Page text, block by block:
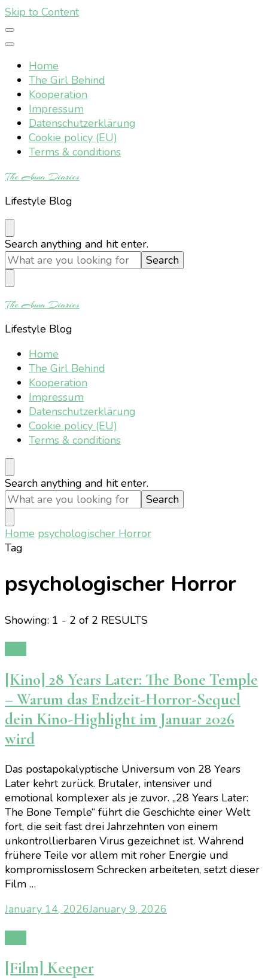
Skip to Content
Home
The Girl Behind
Kooperation
Impressum
Datenschutzerklärung
Cookie policy (EU)
Terms & conditions
The Anna Diaries
Lifestyle Blog
Looking
for
Something?
Search anything and hit enter.
The Anna Diaries
Lifestyle Blog
Home
The Girl Behind
Kooperation
Impressum
Datenschutzerklärung
Cookie policy (EU)
Terms & conditions
Looking
for
Something?
Search anything and hit enter.
Home psychologischer Horror
Tag
psychologischer Horror
Showing: 1 - 2 of 2 RESULTS
[Kino] 28 Years Later: The Bone Temple
– Warum das Endzeit-Horror-Sequel
dein Kino-Highlight im Januar 2026
wird
Das postapokalyptische Universum von 28 Years
Later kehrt zurück. Brutaler, intensiver und
emotional komplexer als je zuvor. „28 Years Later:
The Bone Temple“ führt die Geschichte einer Welt
fort, die seit fast drei Jahrzehnten von einem
unkontrollierbaren Virus gezeichnet ist. Während
frühere Teile vor allem mit roher Energie und
kompromisslosem Schrecken arbeiteten, setzt dieser
Film …
January 14, 2026January 9, 2026
[Film] Keeper